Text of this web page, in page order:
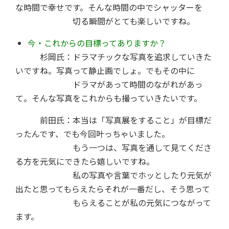
な時間で幸せです。そんな時間の中でシャッターを
切る瞬間がとても楽しいですね。
今・これからの目標ってありますか？
杉岡氏：ドラマチックな写真を追求していきた
いですね。写真って静止画でしょ。でもその中に
ドラマがあって時間のながれがあっ
て。そんな写真をこれからも撮っていきたいです。
前田氏：本当は「写真展をすること」が目標だ
ったんです、でも今回叶っちゃいました。
もう一つは、写真を通して見てくださ
る方を元気にできたら嬉しいですね。
私の写真や言葉でホッとしたり元気が
出たと思ってもらえたらそれが一番だし、そう思って
もらえることが私の元気につながって
ます。